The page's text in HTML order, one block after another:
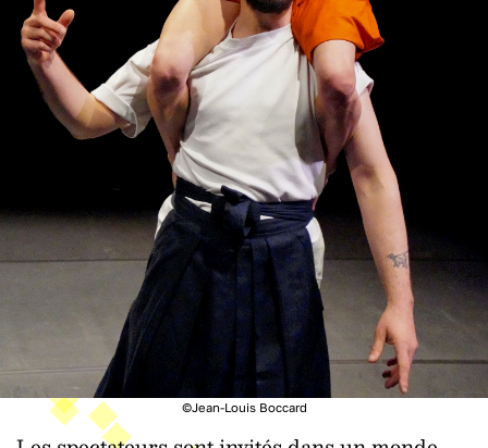
©Jean-Louis Boccard